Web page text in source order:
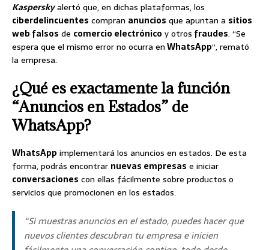
Kasperskyalertó que, en dichas plataformas, los
ciberdelincuentes compran anuncios que apuntan a sitios
web falsos de comercio electrónico y otros fraudes. “Se
espera que el mismo error no ocurra enWhatsApp“, remató
la empresa.
¿Qué es exactamente la función
“Anuncios en Estados” de
WhatsApp?
WhatsApp implementará los anuncios en estados. De esta
forma, podrás encontrar nuevas empresas e iniciar
conversaciones con ellas fácilmente sobre productos o
servicios que promocionen en los estados.
“Si muestras anuncios en el estado, puedes hacer que
nuevos clientes descubran tu empresa e inicien